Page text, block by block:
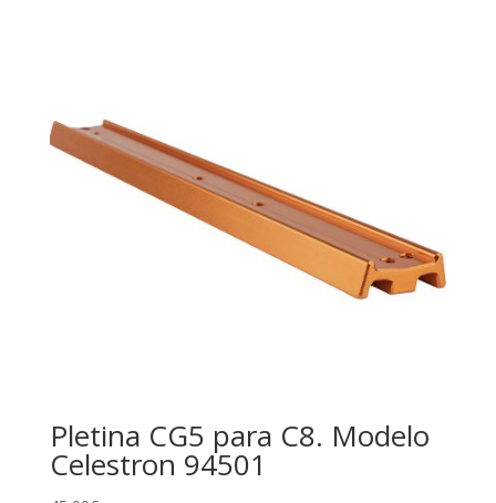
Pletina CG5 para C8. Modelo
Celestron 94501